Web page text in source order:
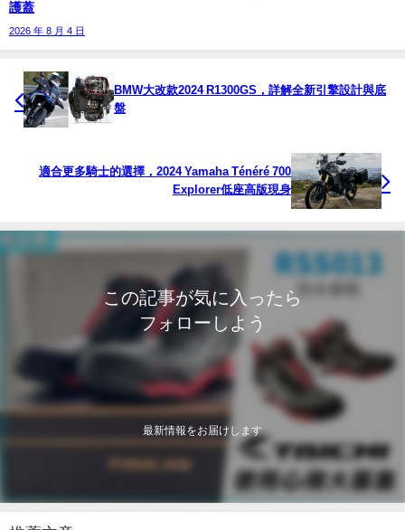
護蓋
2026 年 8 月 4 日
BMW大改款2024 R1300GS，詳解全新引擎設計與底
盤
適合更多騎士的選擇，2024 Yamaha Ténéré 700
Explorer低座高版現身
この記事が気に入ったら
フォローしよう
最新情報をお届けします